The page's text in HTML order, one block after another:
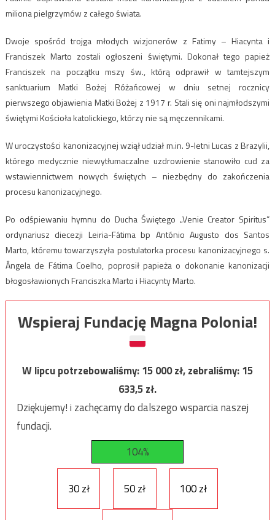
miliona pielgrzymów z całego świata.
Dwoje spośród trojga młodych wizjonerów z Fatimy – Hiacynta i
Franciszek Marto zostali ogłoszeni świętymi. Dokonał tego papież
Franciszek na początku mszy św., którą odprawił w tamtejszym
sanktuarium Matki Bożej Różańcowej w dniu setnej rocznicy
pierwszego objawienia Matki Bożej z 1917 r. Stali się oni najmłodszymi
świętymi Kościoła katolickiego, którzy nie są męczennikami.
W uroczystości kanonizacyjnej wziął udział m.in. 9-letni Lucas z Brazylii,
którego medycznie niewytłumaczalne uzdrowienie stanowiło cud za
wstawiennictwem nowych świętych – niezbędny do zakończenia
procesu kanonizacyjnego.
Po odśpiewaniu hymnu do Ducha Świętego „Venie Creator Spiritus”
ordynariusz diecezji Leiria-Fátima bp António Augusto dos Santos
Marto, któremu towarzyszyła postulatorka procesu kanonizacyjnego s.
Ângela de Fátima Coelho, poprosił papieża o dokonanie kanonizacji
błogosławionych Franciszka Marto i Hiacynty Marto.
Wspieraj Fundację Magna Polonia!
W lipcu potrzebowaliśmy:15 000zł, zebraliśmy:15
633,5zł.
Dziękujemy! i zachęcamy do dalszego wsparcia naszej
fundacji.
104%
30 zł 50 zł 100 zł